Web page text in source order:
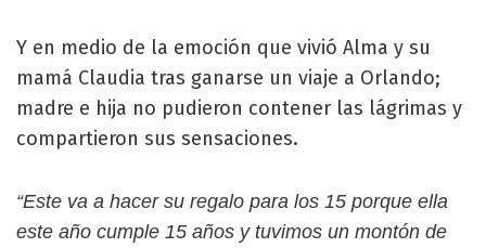
Y en medio de la emoción que vivió Alma y su
mamá Claudia tras ganarse un viaje a Orlando;
madre e hija no pudieron contener las lágrimas y
compartieron sus sensaciones.
“Este va a hacer su regalo para los 15 porque ella
este año cumple 15 años y tuvimos un montón de